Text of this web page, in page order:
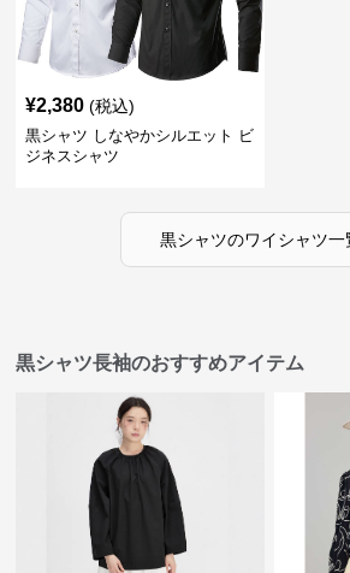
¥2,380 (税込)
黒シャツ しなやかシルエット ビ
ジネスシャツ
黒シャツのワイシャツ一
黒シャツ長袖のおすすめアイテム